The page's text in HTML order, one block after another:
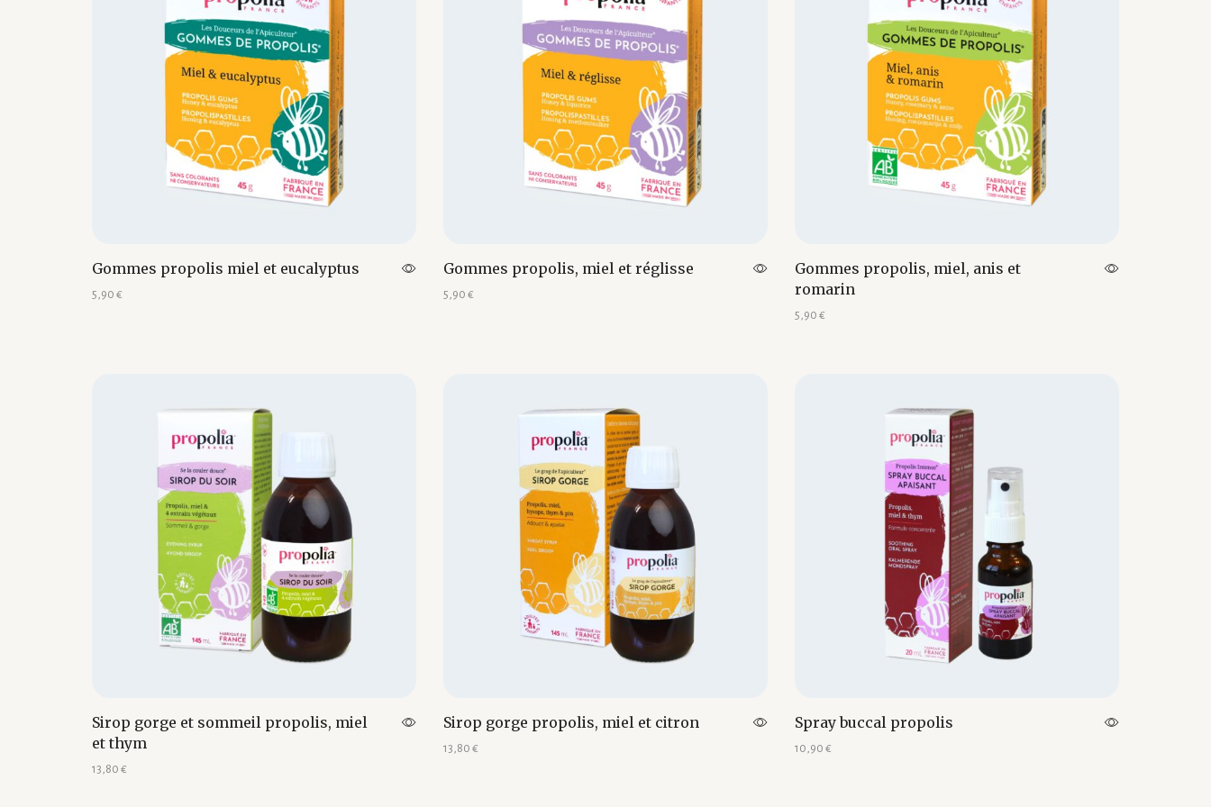
Gommes propolis miel et eucalyptus
5,90 €
Gommes propolis, miel et réglisse
5,90 €
Gommes propolis, miel, anis et
romarin
5,90 €
Sirop gorge et sommeil propolis, miel
et thym
13,80 €
Sirop gorge propolis, miel et citron
13,80 €
Spray buccal propolis
10,90 €